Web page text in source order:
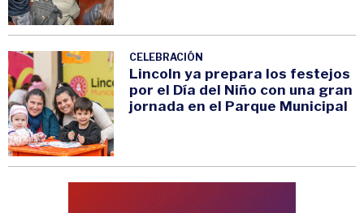
CELEBRACIÓN
Lincoln ya prepara los festejos
por el Día del Niño con una gran
jornada en el Parque Municipal